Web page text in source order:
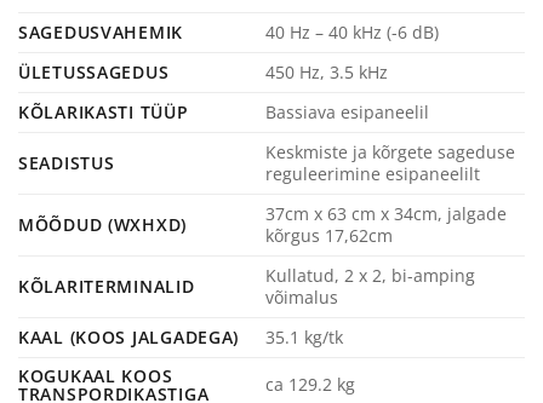
SAGEDUSVAHEMIK
40 Hz – 40 kHz (-6 dB)
ÜLETUSSAGEDUS
450 Hz, 3.5 kHz
KÕLARIKASTI TÜÜP
Bassiava esipaneelil
SEADISTUS
Keskmiste ja kõrgete sageduse
reguleerimine esipaneelilt
MÕÕDUD (WXHXD)
37cm x 63 cm x 34cm, jalgade
kõrgus 17,62cm
KÕLARITERMINALID
Kullatud, 2 x 2, bi-amping
võimalus
KAAL (KOOS JALGADEGA)
35.1 kg/tk
KOGUKAAL KOOS
TRANSPORDIKASTIGA ca 129.2 kg